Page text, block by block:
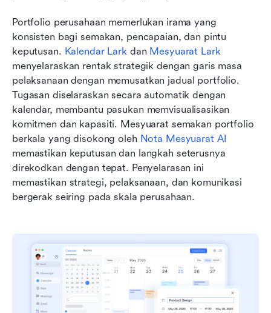
Portfolio perusahaan memerlukan irama yang
konsisten bagi semakan, pencapaian, dan pintu
keputusan. Kalendar Lark dan Mesyuarat Lark
menyelaraskan rentak strategik dengan garis masa
pelaksanaan dengan memusatkan jadual portfolio.
Tugasan diselaraskan secara automatik dengan
kalendar, membantu pasukan memvisualisasikan
komitmen dan kapasiti. Mesyuarat semakan portfolio
berkala yang disokong oleh Nota Mesyuarat AI
memastikan keputusan dan langkah seterusnya
direkodkan dengan tepat. Penyelarasan ini
memastikan strategi, pelaksanaan, dan komunikasi
bergerak seiring pada skala perusahaan.